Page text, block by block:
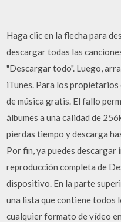
Haga clic en la flecha para
descargar todas las
"Descargar todo". Luego,
iTunes. Para los propietarios
de música gratis. El fallo
álbumes a una calidad de
pierdas tiempo y descarga
Por fin, ya puedes
reproducción completa de
dispositivo. En la parte
una lista que contiene todos
cualquier formato de vídeo